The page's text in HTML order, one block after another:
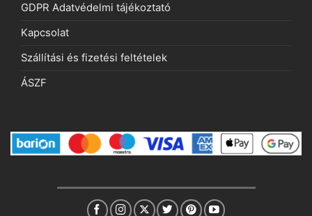
GDPR Adatvédelmi tájékoztató
Kapcsolat
Szállítási és fizetési feltételek
ÁSZF